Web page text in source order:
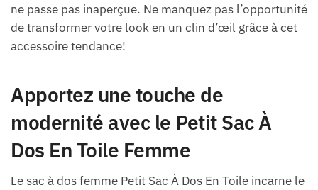
ne passe pas inaperçue. Ne manquez pas l’opportunité
de transformer votre look en un clin d’œil grâce à cet
accessoire tendance!
Apportez une touche de
modernité avec le Petit Sac À
Dos En Toile Femme
Le sac à dos femme Petit Sac À Dos En Toile incarne le